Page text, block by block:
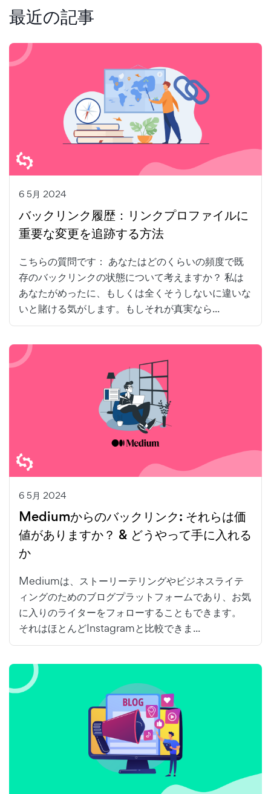
最近の記事
6 5月 2024
バックリンク履歴：リンクプロファイルに
重要な変更を追跡する方法
こちらの質問です： あなたはどのくらいの頻度で既
存のバックリンクの状態について考えますか？ 私は
あなたがめったに、もしくは全くそうしないに違いな
いと賭ける気がします。もしそれが真実なら...
6 5月 2024
Mediumからのバックリンク: それらは価
値がありますか？ & どうやって手に入れる
か
Mediumは、ストーリーテリングやビジネスライテ
ィングのためのブログプラットフォームであり、お気
に入りのライターをフォローすることもできます。
それはほとんどInstagramと比較できま...